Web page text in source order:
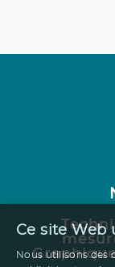
Ce site Web
Nous utilisons des